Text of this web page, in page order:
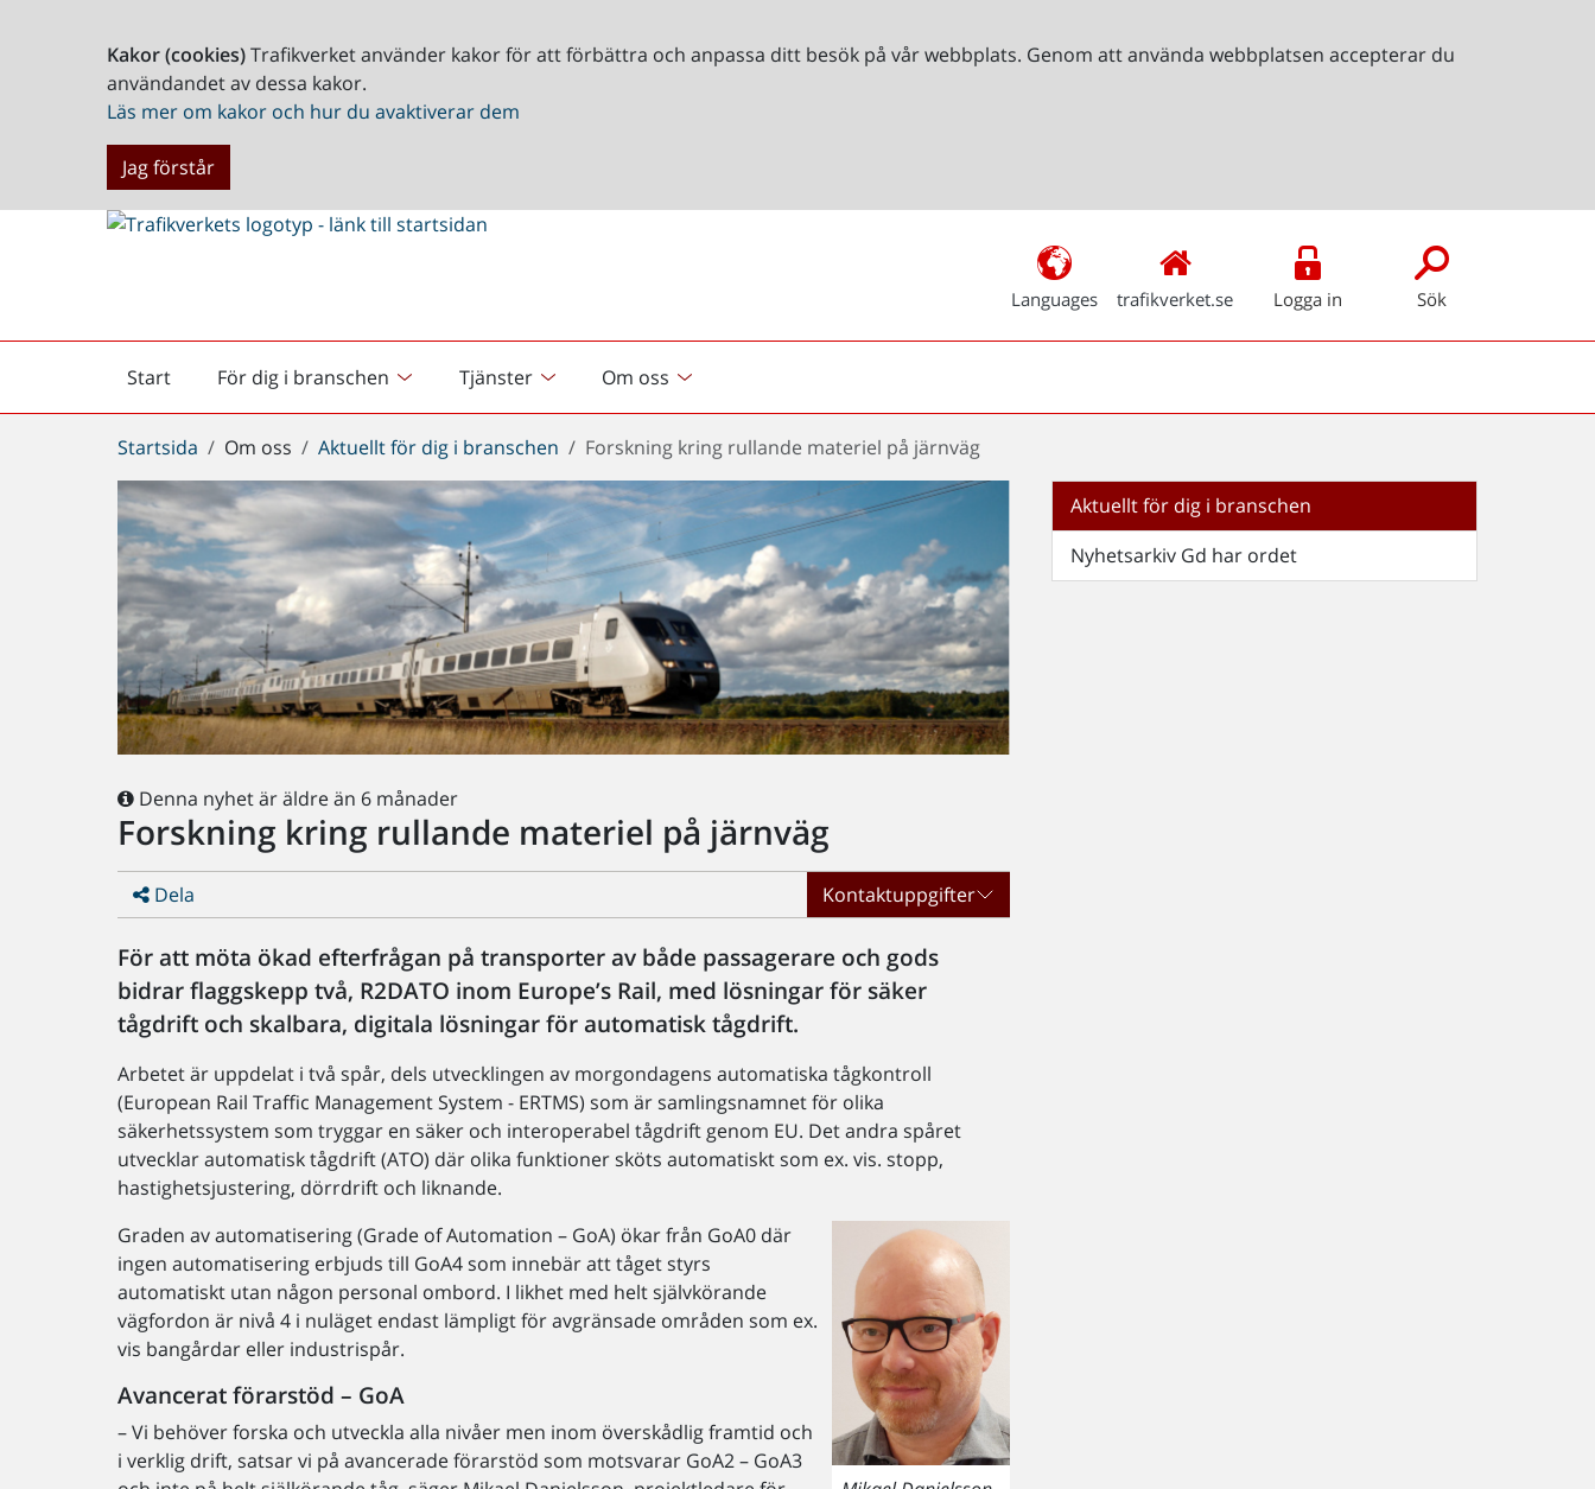
Kakor (cookies)Trafikverket använder kakor för att förbättra och anpassa ditt besök på vår webbplats. Genom att använda webbplatsen accepterar du
användandet av dessa kakor.
Läs mer om kakor och hur du avaktiverar dem
Jag förstår
Languages trafikverket.se Logga in Sök
Start
Startsida För dig i branschen Tjänster Om oss
Du
är
här:
Startsida Om oss Aktuellt för dig i branschen Forskning kring rullande materiel på järnväg
Denna nyhet är äldre än 6 månader
Forskning kring rullande materiel på järnväg
Dela Kontaktuppgifter
För att möta ökad efterfrågan på transporter av både passagerare och gods
bidrar flaggskepp två, R2DATO inom Europe’s Rail, med lösningar för säker
tågdrift och skalbara, digitala lösningar för automatisk tågdrift.
Arbetet är uppdelat i två spår, dels utvecklingen av morgondagens automatiska tågkontroll
(European Rail Traffic Management System - ERTMS) som är samlingsnamnet för olika
säkerhetssystem som tryggar en säker och interoperabel tågdrift genom EU. Det andra spåret
utvecklar automatisk tågdrift (ATO) där olika funktioner sköts automatiskt som ex. vis. stopp,
hastighetsjustering, dörrdrift och liknande.
Graden av automatisering (Grade of Automation – GoA) ökar från GoA0 där
ingen automatisering erbjuds till GoA4 som innebär att tåget styrs
automatiskt utan någon personal ombord. I likhet med helt självkörande
vägfordon är nivå 4 i nuläget endast lämpligt för avgränsade områden som ex.
vis bangårdar eller industrispår.
Avancerat förarstöd – GoA
– Vi behöver forska och utveckla alla nivåer men inom överskådlig framtid och
i verklig drift, satsar vi på avancerade förarstöd som motsvarar GoA2 – GoA3
Aktuellt för dig i branschen
Nyhetsarkiv Gd har ordet